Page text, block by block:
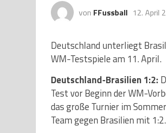
von FFussball 12. April
Deutschland unterliegt
WM-Testspiele am 11. April.
Deutschland-Brasilien 1:2:
Test vor Beginn der WM-
das große Turnier im
Team gegen Brasilien mit 1:2.